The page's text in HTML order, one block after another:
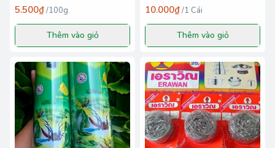
Tốt _ CH
5.500₫/100g
Thêm vào giỏ
10.000₫/1 Cái
Thêm vào giỏ